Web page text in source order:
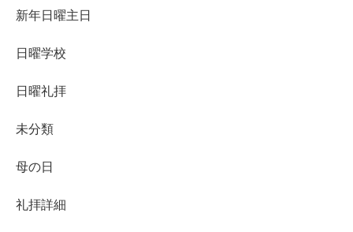
新年日曜主日
日曜学校
日曜礼拝
未分類
母の日
礼拝詳細